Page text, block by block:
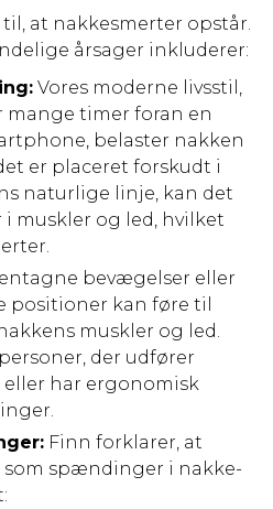
at nakkesmerter opstår.
årsager inkluderer:
Vores moderne livsstil,
timer foran en
belaster nakken
er placeret forskudt i
naturlige linje, kan det
muskler og led, hvilket
bevægelser eller
positioner kan føre til
muskler og led.
der udfører
har ergonomisk
Finn forklarer, at
som spændinger i nakke-